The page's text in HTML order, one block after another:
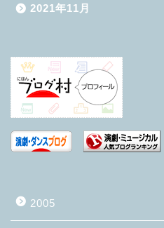
2021年11月
2005